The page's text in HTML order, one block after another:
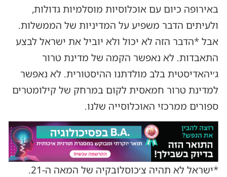
באירופה כיום עם אוכלוסיות מוסלמיות גדולות,
ולעיתים הדבר משפיע על המדיניות של הממשלות.
אבל *הדבר הזה לא יכול ולא יוביל את ישראל לבצע
התאבדות. לא נאפשר הקמה של מדינת טרור
ג׳יהאדיסטית בלב מולדתנו ההיסטורית. לא נאפשר
למדינת טרור חמאסית לקום במרחק של קילומטרים
ספורים ממרכזי האוכלוסייה שלנו.
*ישראל לא תהיה צ׳כוסלובקיה של המאה ה-21.